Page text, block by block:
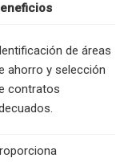
de áreas
ahorro y selección
contratos